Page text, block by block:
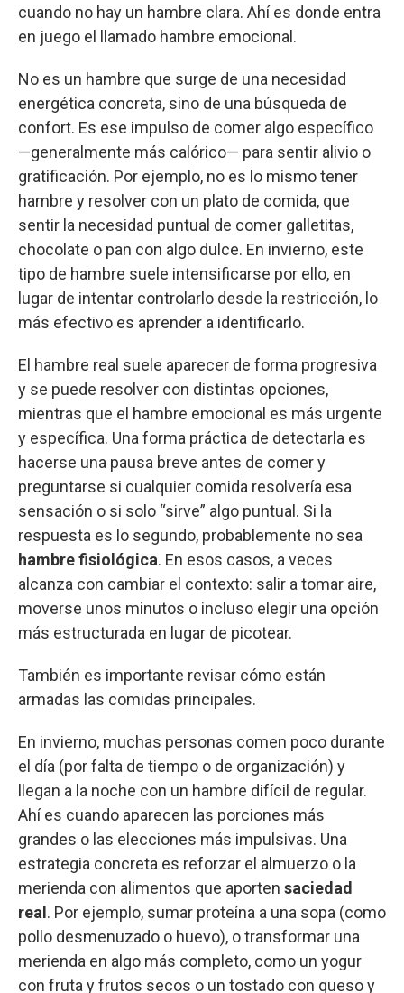
cuando no hay un hambre clara. Ahí es donde entra
en juego el llamado hambre emocional.
No es un hambre que surge de una necesidad
energética concreta, sino de una búsqueda de
confort. Es ese impulso de comer algo específico
—generalmente más calórico— para sentir alivio o
gratificación. Por ejemplo, no es lo mismo tener
hambre y resolver con un plato de comida, que
sentir la necesidad puntual de comer galletitas,
chocolate o pan con algo dulce. En invierno, este
tipo de hambre suele intensificarse por ello, en
lugar de intentar controlarlo desde la restricción, lo
más efectivo es aprender a identificarlo.
El hambre real suele aparecer de forma progresiva
y se puede resolver con distintas opciones,
mientras que el hambre emocional es más urgente
y específica. Una forma práctica de detectarla es
hacerse una pausa breve antes de comer y
preguntarse si cualquier comida resolvería esa
sensación o si solo “sirve” algo puntual. Si la
respuesta es lo segundo, probablemente no sea
hambre fisiológica. En esos casos, a veces
alcanza con cambiar el contexto: salir a tomar aire,
moverse unos minutos o incluso elegir una opción
más estructurada en lugar de picotear.
También es importante revisar cómo están
armadas las comidas principales.
En invierno, muchas personas comen poco durante
el día (por falta de tiempo o de organización) y
llegan a la noche con un hambre difícil de regular.
Ahí es cuando aparecen las porciones más
grandes o las elecciones más impulsivas. Una
estrategia concreta es reforzar el almuerzo o la
merienda con alimentos que aporten saciedad
real . Por ejemplo, sumar proteína a una sopa (como
pollo desmenuzado o huevo), o transformar una
merienda en algo más completo, como un yogur
con fruta y frutos secos o un tostado con queso y